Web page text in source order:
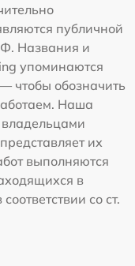
публичной
Названия и
упоминаются
чтобы обозначить
Наша
их
выполняются
в
со ст.